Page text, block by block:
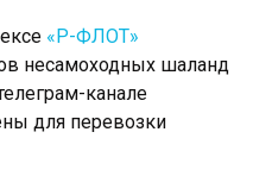
«Р-ФЛОТ»
несамоходных шаланд
канале
для перевозки